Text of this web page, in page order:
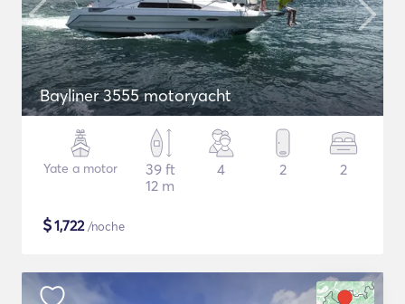
Bayliner 3555 motoryacht
Yate a motor
39 ft
12 m
4 2 2
$1,722/noche